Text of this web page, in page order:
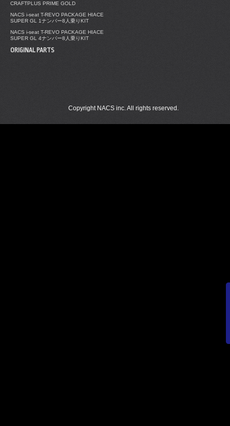
CRAFTPLUS PRIME GOLD
NACS i-seat T-REVO PACKAGE HIACE
SUPER GL 1ナンバー8人乗りKIT
NACS i-seat T-REVO PACKAGE HIACE
SUPER GL 4ナンバー8人乗りKIT
ORIGINAL PARTS
Copyright NACS inc. All rights reserved.